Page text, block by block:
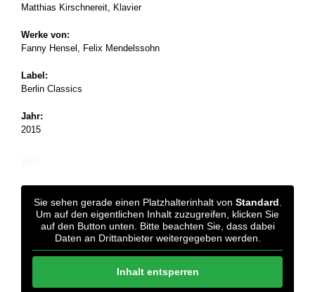
Matthias Kirschnereit, Klavier
Werke von:
Fanny Hensel, Felix Mendelssohn
Label:
Berlin Classics
Jahr:
2015
Sie sehen gerade einen Platzhalterinhalt von Standard
Um auf den eigentlichen Inhalt zuzugreifen, klicken Sie
auf den Button unten. Bitte beachten Sie, dass dabei
Daten an Drittanbieter weitergegeben werden.
Inhalt entsperren